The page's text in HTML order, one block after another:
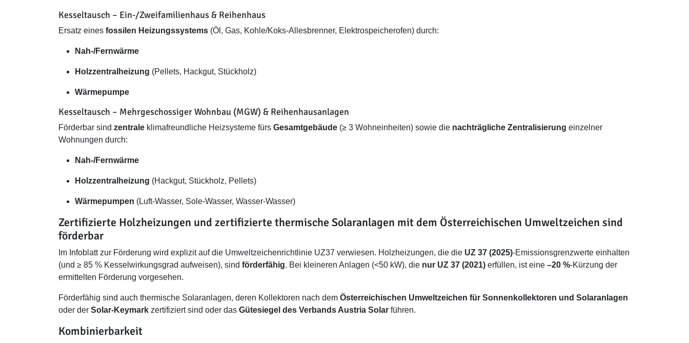
Kesseltausch – Ein-/Zweifamilienhaus & Reihenhaus
Ersatz eines fossilen Heizungssystems (Öl, Gas, Kohle/Koks-Allesbrenner, Elektrospeicherofen) durch:
Nah-/Fernwärme
Holzzentralheizung (Pellets, Hackgut, Stückholz)
Wärmepumpe
Kesseltausch – Mehrgeschossiger Wohnbau (MGW) & Reihenhausanlagen
Förderbar sind zentrale klimafreundliche Heizsysteme fürs Gesamtgebäude (≥ 3 Wohneinheiten) sowie die nachträgliche Zentralisierung einzelner
Wohnungen durch:
Nah-/Fernwärme
Holzzentralheizung (Hackgut, Stückholz, Pellets)
Wärmepumpen (Luft-Wasser, Sole-Wasser, Wasser-Wasser)
Zertifizierte Holzheizungen und zertifizierte thermische Solaranlagen mit dem Österreichischen Umweltzeichen sind
förderbar
Im Infoblatt zur Förderung wird explizit auf die Umweltzeichenrichtlinie UZ37 verwiesen. Holzheizungen, die die UZ 37 (2025)-Emissionsgrenzwerte einhalten
(und ≥ 85 % Kesselwirkungsgrad aufweisen), sind förderfähig. Bei kleineren Anlagen (<50 kW), die nur UZ 37 (2021) erfüllen, ist eine –20 %-Kürzung der
ermittelten Förderung vorgesehen.
Förderfähig sind auch thermische Solaranlagen, deren Kollektoren nach dem Österreichischen Umweltzeichen für Sonnenkollektoren und Solaranlagen
oder der Solar-Keymark zertifiziert sind oder das Gütesiegel des Verbands Austria Solar führen.
Kombinierbarkeit